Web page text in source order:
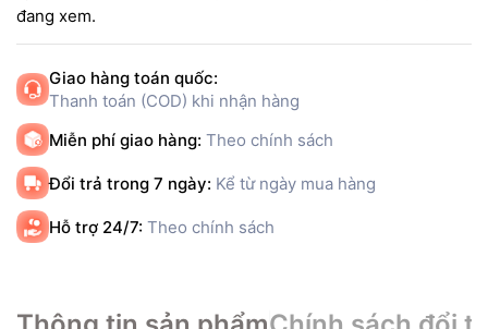
đang xem.
Giao hàng toán quốc:
Thanh toán (COD) khi nhận hàng
Miễn phí giao hàng: Theo chính sách
Đổi trả trong 7 ngày: Kể từ ngày mua hàng
Hỗ trợ 24/7: Theo chính sách